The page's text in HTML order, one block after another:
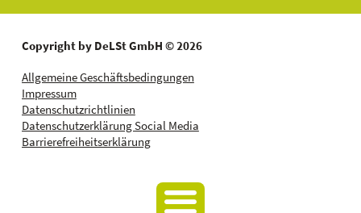
Copyright by DeLSt GmbH © 2026
Allgemeine Geschäftsbedingungen
Impressum
Datenschutzrichtlinien
Datenschutzerklärung Social Media
Barrierefreiheitserklärung